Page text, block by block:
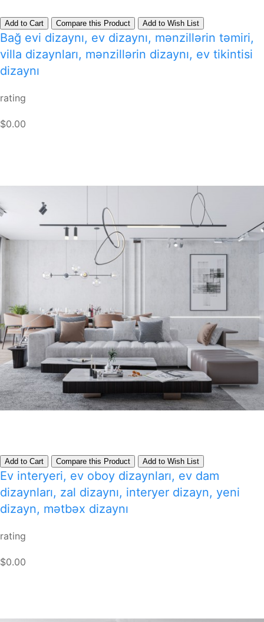
Add to Cart Compare this Product Add to Wish List
Bağ evi dizaynı, ev dizaynı, mənzillərin təmiri,
villa dizaynları, mənzillərin dizaynı, ev tikintisi
dizaynı
rating
$0.00
Add to Cart Compare this Product Add to Wish List
Ev interyeri, ev oboy dizaynları, ev dam
dizaynları, zal dizaynı, interyer dizayn, yeni
dizayn, mətbəx dizaynı
rating
$0.00